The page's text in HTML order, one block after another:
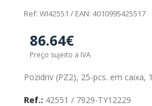
Ref: WI42551 / EAN: 4010995425517
86.64€
Preço sujeito a IVA
Pozidriv (PZ2), 25-pcs. em caixa,
Ref.: 42551 / 7929-TY12229